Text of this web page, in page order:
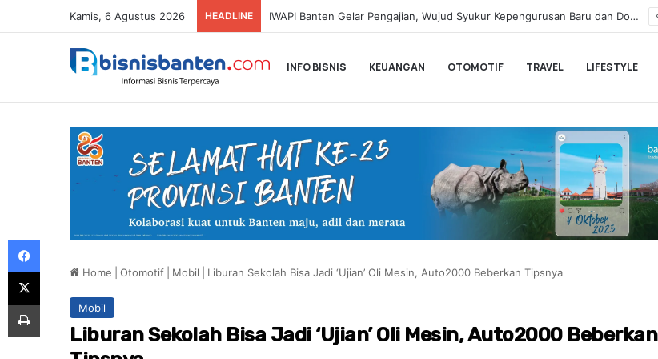
Kamis, 6 Agustus 2026 HEADLINE SMARTFREN Luncurkan Unlimited 5G Tanpa Batas di Semarang
INFO BISNIS KEUANGAN OTOMOTIF TRAVEL LIFESTYLE
Home Otomotif Mobil Liburan Sekolah Bisa Jadi ‘Ujian’ Oli Mesin, Auto2000 Beberkan Tipsnya
Mobil
Liburan Sekolah Bisa Jadi ‘Ujian’ Oli Mesin, Auto2000 Beberkan
Facebook